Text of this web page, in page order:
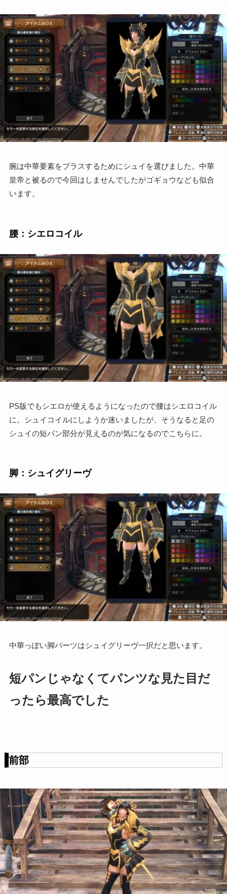
腕は中華要素をプラスするためにシュイを選びました。中華
皇帝と被るので今回はしませんでしたがゴギョウなども似合
います。
腰：シエロコイル
PS版でもシエロが使えるようになったので腰はシエロコイル
に。シュイコイルにしようか迷いましたが、そうなると足の
シュイの短パン部分が見えるのが気になるのでこちらに。
脚：シュイグリーヴ
中華っぽい脚パーツはシュイグリーヴ一択だと思います。
短パンじゃなくてパンツな見た目だ
ったら最高でした
前部